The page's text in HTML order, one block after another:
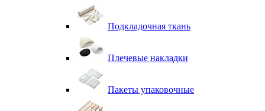
Подкладочная ткань
Плечевые накладки
Пакеты упаковочные